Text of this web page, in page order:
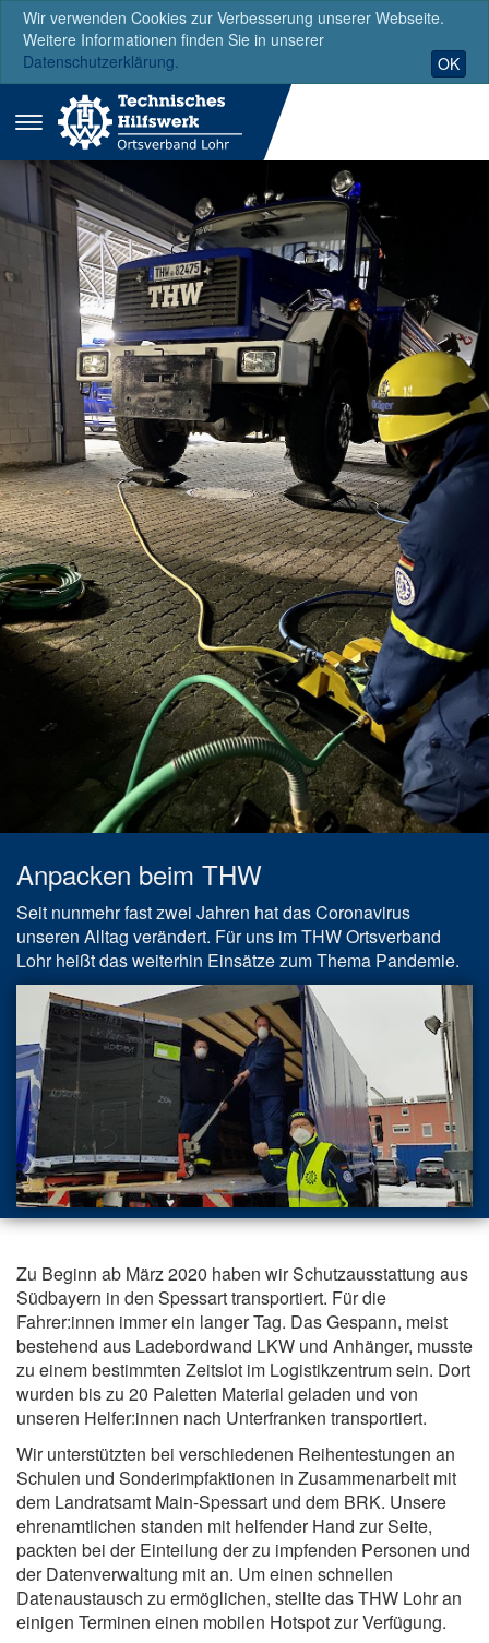
Wir verwenden Cookies zur Verbesserung unserer Webseite.
Weitere Informationen finden Sie in unserer
Datenschutzerklärung.
OK
Menü
ausklappen
Anpacken beim THW
Seit nunmehr fast zwei Jahren hat das Coronavirus
unseren Alltag verändert. Für uns im THW Ortsverband
Lohr heißt das weiterhin Einsätze zum Thema Pandemie.
Zu Beginn ab März 2020 haben wir Schutzausstattung aus
Südbayern in den Spessart transportiert. Für die
Fahrer:innen immer ein langer Tag. Das Gespann, meist
bestehend aus Ladebordwand LKW und Anhänger, musste
zu einem bestimmten Zeitslot im Logistikzentrum sein. Dort
wurden bis zu 20 Paletten Material geladen und von
unseren Helfer:innen nach Unterfranken transportiert.
Wir unterstützten bei verschiedenen Reihentestungen an
Schulen und Sonderimpfaktionen in Zusammenarbeit mit
dem Landratsamt Main-Spessart und dem BRK. Unsere
ehrenamtlichen standen mit helfender Hand zur Seite,
packten bei der Einteilung der zu impfenden Personen und
der Datenverwaltung mit an. Um einen schnellen
Datenaustausch zu ermöglichen, stellte das THW Lohr an
einigen Terminen einen mobilen Hotspot zur Verfügung.